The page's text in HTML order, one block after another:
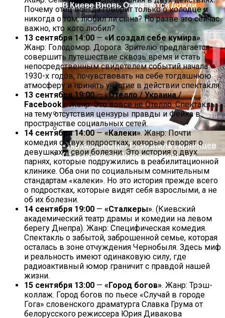
Международная Реакция На Тарифы
Трампа: Что Стоит На Кону
Кризис Безопасности На Гаити:
Ужасающая Реальность Безнадежной
Обстановки
В Киеве Вновь Ожидаются Дожди
«Укрзализныця» Разозлила Украинцев
Стаканами За Полтора Миллиона
Гривен
Почему отец всегда говорит только о колодце и
никогда о том, любил ли сына? Но разве это сейчас
важно, кто кого любил?
13 сентября 14:00 — «И создал себе кумира».
Жанр: Голодомор. Дорога. Зрителю предлагается
совершить путешествие сквозь время и стать
непосредственным свидетелем событий начала
1930-х годов, почувствовать на себе тогдашнюю
атмосферу и принять участие в действии спектакля.
13 сентября 19:00—«Отелло / Украина /
Facebook». Жанр: Это вовсе не Отелло. Спектакль
на тему отсутствия цензуры правды и Фейка в
пространстве социальных сетей.
14 сентября 14:00—«Калеки». Жанр: Почти
комедия о двух подростках, которые говорят о
девушках и свои болезни. Это история о двух
парнях, которые подружились в реабилитационной
клинике. Оба они по социальным сомнительным
стандартам «калеки». Но это история прежде всего
о подростках, которые видят себя взрослыми, а не
об их болезни.
14 сентября 19:00 — «Сталкеры». (Киевский
академический театр драмы и комедии на левом
берегу Днепра). Жанр: Специфическая комедия.
Спектакль о забытой, заброшенной семье, которая
осталась в зоне отчуждения Чернобыля. Здесь миф
и реальность имеют одинаковую силу, где
радиоактивный юмор граничит с правдой нашей
жизни.
15 сентября 13:00 — «Город богов». Жанр: Трэш-
коллаж. Город богов по пьесе «Случай в городе
Гога» словенского драматурга Славка Грума от
белорусского режиссера Юрия Дивакова